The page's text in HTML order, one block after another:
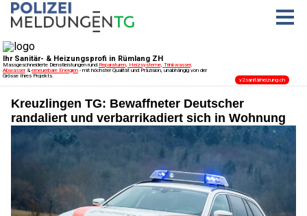
Kreuzlingen TG: Bewaffneter Deutscher
randaliert und verbarrikadiert sich in Wohnung